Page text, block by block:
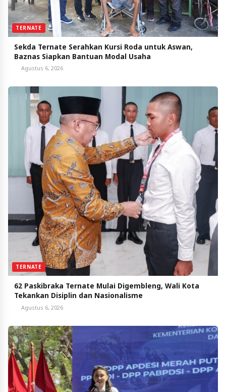
TERNATE
Sekda Ternate Serahkan Kursi Roda untuk Aswan,
Baznas Siapkan Bantuan Modal Usaha
Agustus 6, 2026
TERNATE
62 Paskibraka Ternate Mulai Digembleng, Wali Kota
Tekankan Disiplin dan Nasionalisme
Agustus 6, 2026